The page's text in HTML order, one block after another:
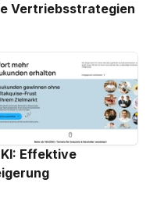
Vertriebsstrategien
Effektive